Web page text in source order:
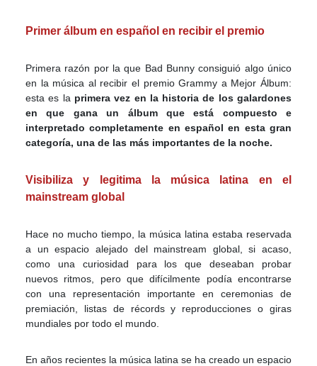
Primer álbum en español en recibir el premio
Primera razón por la que Bad Bunny consiguió algo único
en la música al recibir el premio Grammy a Mejor Álbum:
esta es la primera vez en la historia de los galardones
en que gana un álbum que está compuesto e
interpretado completamente en español en esta gran
categoría, una de las más importantes de la noche.
Visibiliza y legitima la música latina en el
mainstream global
Hace no mucho tiempo, la música latina estaba reservada
a un espacio alejado del mainstream global, si acaso,
como una curiosidad para los que deseaban probar
nuevos ritmos, pero que difícilmente podía encontrarse
con una representación importante en ceremonias de
premiación, listas de récords y reproducciones o giras
mundiales por todo el mundo.
En años recientes la música latina se ha creado un espacio